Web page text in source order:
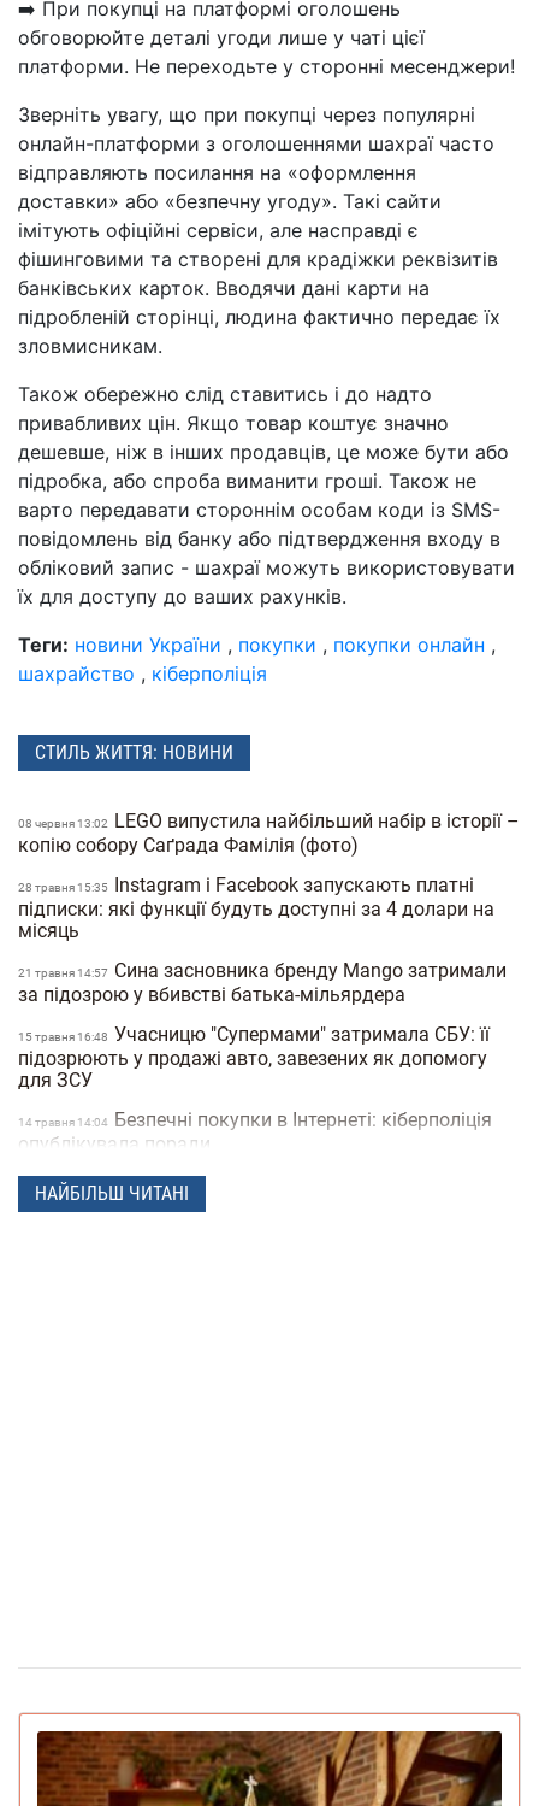
➡️ При покупці на платформі оголошень
обговорюйте деталі угоди лише у чаті цієї
платформи. Не переходьте у сторонні месенджери!
Зверніть увагу, що при покупці через популярні
онлайн-платформи з оголошеннями шахраї часто
відправляють посилання на «оформлення
доставки» або «безпечну угоду». Такі сайти
імітують офіційні сервіси, але насправді є
фішинговими та створені для крадіжки реквізитів
банківських карток. Вводячи дані карти на
підробленій сторінці, людина фактично передає їх
зловмисникам.
Також обережно слід ставитись і до надто
привабливих цін. Якщо товар коштує значно
дешевше, ніж в інших продавців, це може бути або
підробка, або спроба виманити гроші. Також не
варто передавати стороннім особам коди із SMS-
повідомлень від банку або підтвердження входу в
обліковий запис - шахраї можуть використовувати
їх для доступу до ваших рахунків.
Теги: новини України , покупки , покупки онлайн ,
шахрайство , кіберполіція
СТИЛЬ ЖИТТЯ: НОВИНИ
08 червня 13:02
LEGO випустила найбільший набір в історії –
копію собору Саґрада Фамілія (фото)
28 травня 15:35 Instagram і Facebook запускають платні
підписки: які функції будуть доступні за 4 долари на
місяць
21 травня 14:57
Сина засновника бренду Mango затримали
за підозрою у вбивстві батька-мільярдера
15 травня 16:48 Учасницю "Супермами" затримала СБУ: її
підозрюють у продажі авто, завезених як допомогу
для ЗСУ
14 травня 14:04 Безпечні покупки в Інтернеті: кіберполіція
опублікувала поради
28 квiтня 16:14
Українець побив світовий рекорд:
співробітник моргу зробив 230 татуювань кісток та
15 вмираючих професій, яким загрожує
16 грудня 16:22
Pantone назвав головний колір 2026 року:
символізує спокій (відео)
Deep Plane Facelift: новий б'юті-фаворит
НАЙБІЛЬШ ЧИТАНІ